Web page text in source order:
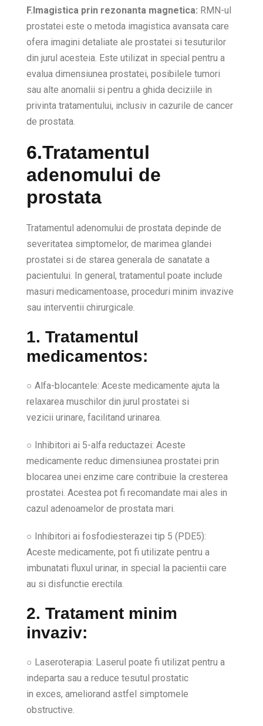
F.Imagistica prin rezonanta magnetica: RMN-ul
prostatei este o metoda imagistica avansata care
ofera imagini detaliate ale prostatei si tesuturilor
din jurul acesteia. Este utilizat in special pentru a
evalua dimensiunea prostatei, posibilele tumori
sau alte anomalii si pentru a ghida deciziile in
privinta tratamentului, inclusiv in cazurile de cancer
de prostata.
6.Tratamentul
adenomului de
prostata
Tratamentul adenomului de prostata depinde de
severitatea simptomelor, de marimea glandei
prostatei si de starea generala de sanatate a
pacientului. In general, tratamentul poate include
masuri medicamentoase, proceduri minim invazive
sau interventii chirurgicale.
1. Tratamentul
medicamentos:
○ Alfa-blocantele: Aceste medicamente ajuta la
relaxarea muschilor din jurul prostatei si
vezicii urinare, facilitand urinarea.
○ Inhibitori ai 5-alfa reductazei: Aceste
medicamente reduc dimensiunea prostatei prin
blocarea unei enzime care contribuie la cresterea
prostatei. Acestea pot fi recomandate mai ales in
cazul adenoamelor de prostata mari.
○ Inhibitori ai fosfodiesterazei tip 5 (PDE5):
Aceste medicamente, pot fi utilizate pentru a
imbunatati fluxul urinar, in special la pacientii care
au si disfunctie erectila.
2. Tratament minim
invaziv:
○ Laseroterapia: Laserul poate fi utilizat pentru a
indeparta sau a reduce tesutul prostatic
in exces, ameliorand astfel simptomele
obstructive.